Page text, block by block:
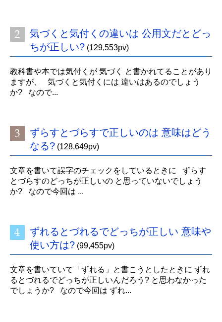
気づくと気付くの違いは 公用文だとどっ
ちが正しい? (129,553pv)
教科書や本では気付くが 気づく と書かれてることがあり
ますが、 気づくと気付くには 違いはあるのでしょう
か? なので...
ずらすとづらすで正しいのは 意味はどう
なる? (128,649pv)
文章を書いて誤字のチェックをしているときに ずらす
とづらすのどっちが正しいの と思っていないでしょう
か? なので今回は ...
ずれるとづれるでどっちが正しい 意味や
使い方は? (99,455pv)
文章を書いていて「ずれる」と書こうとしたときに ずれ
るとづれるでどっちが正しいんだろう? と思わなかった
でしょうか? なので今回は ずれ...